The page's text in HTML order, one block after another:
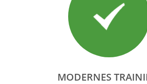
MODERNES